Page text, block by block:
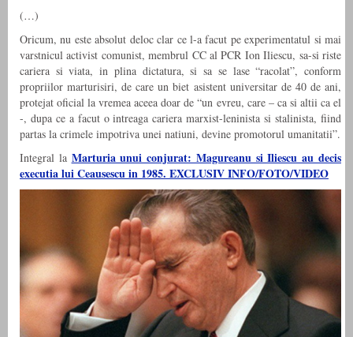
(…)
Oricum, nu este absolut deloc clar ce l-a facut pe experimentatul si mai
varstnicul activist comunist, membrul CC al PCR Ion Iliescu, sa-si riste
cariera si viata, in plina dictatura, si sa se lase “racolat”, conform
propriilor marturisiri, de care un biet asistent universitar de 40 de ani,
protejat oficial la vremea aceea doar de “un evreu, care – ca si altii ca el
-, dupa ce a facut o intreaga cariera marxist-leninista si stalinista, fiind
partas la crimele impotriva unei natiuni, devine promotorul umanitatii”.
Integral la Marturia unui conjurat: Magureanu si Iliescu au decis
executia lui Ceausescu in 1985. EXCLUSIV INFO/FOTO/VIDEO